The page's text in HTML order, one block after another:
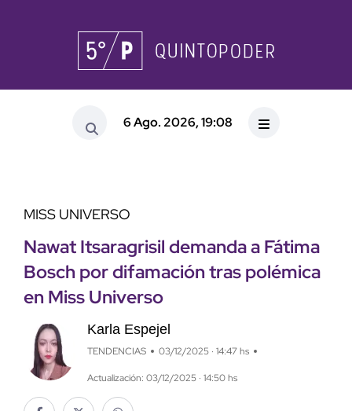
6 Ago. 2026, 19:08
MISS UNIVERSO
Nawat Itsaragrisil demanda a Fátima
Bosch por difamación tras polémica
en Miss Universo
Karla Espejel
TENDENCIAS 03/12/2025 · 14:47 hs
Actualización: 03/12/2025 · 14:50 hs